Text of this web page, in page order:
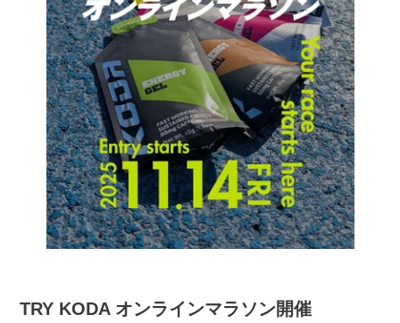
TRY KODA オンラインマラソン開催